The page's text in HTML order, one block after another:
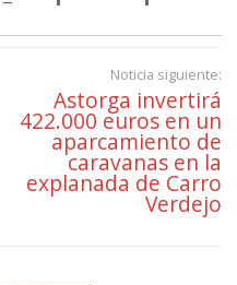
Noticia siguiente:
Astorga invertirá
422.000 euros en un
aparcamiento de
caravanas en la
explanada de Carro
Verdejo